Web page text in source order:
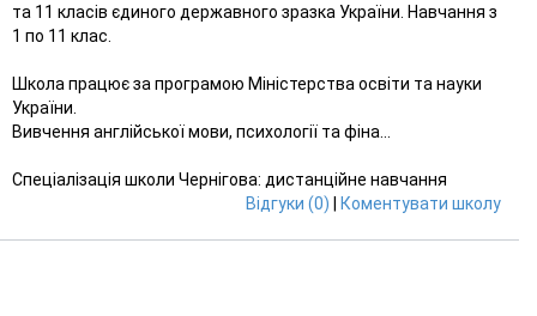
та 11 класів єдиного державного зразка України. Навчання з
1 по 11 клас.
Школа працює за програмою Міністерства освіти та науки
України.
Вивчення англійської мови, психології та фіна...
Спеціалізація школи Чернігова: дистанційне навчання
Відгуки (0)
Коментувати школу